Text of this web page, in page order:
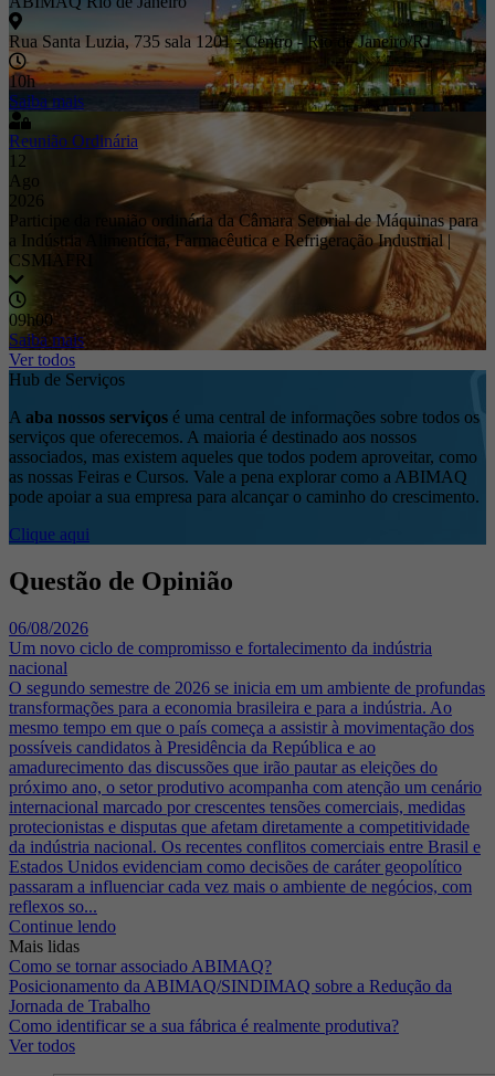
Rua Santa Luzia, 735 sala 1201 - Centro - Rio de Janeiro/RJ
10h
Saiba mais
Reunião Ordinária
12
Ago
2026
Participe da reunião ordinária da Câmara Setorial de Máquinas para
a Indústria Alimentícia, Farmacêutica e Refrigeração Industrial |
CSMIAFRI
09h00
Saiba mais
Ver todos
Hub de Serviços
A aba nossos serviços é uma central de informações sobre todos os
serviços que oferecemos. A maioria é destinado aos nossos
associados, mas existem aqueles que todos podem aproveitar, como
as nossas Feiras e Cursos. Vale a pena explorar como a ABIMAQ
pode apoiar a sua empresa para alcançar o caminho do crescimento.
Clique aqui
Questão de Opinião
06/08/2026
Um novo ciclo de compromisso e fortalecimento da indústria
nacional
O segundo semestre de 2026 se inicia em um ambiente de profundas
transformações para a economia brasileira e para a indústria. Ao
mesmo tempo em que o país começa a assistir à movimentação dos
possíveis candidatos à Presidência da República e ao
amadurecimento das discussões que irão pautar as eleições do
próximo ano, o setor produtivo acompanha com atenção um cenário
internacional marcado por crescentes tensões comerciais, medidas
protecionistas e disputas que afetam diretamente a competitividade
da indústria nacional. Os recentes conflitos comerciais entre Brasil e
Estados Unidos evidenciam como decisões de caráter geopolítico
passaram a influenciar cada vez mais o ambiente de negócios, com
reflexos so...
Continue lendo
Mais lidas
Como se tornar associado ABIMAQ?
Posicionamento da ABIMAQ/SINDIMAQ sobre a Redução da
Jornada de Trabalho
Como identificar se a sua fábrica é realmente produtiva?
Ver todos